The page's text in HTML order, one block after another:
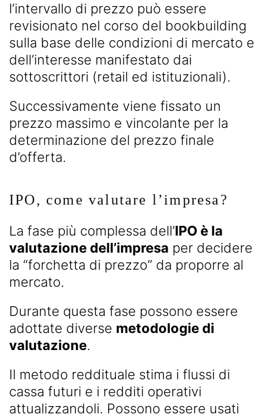
l’intervallo di prezzo può essere
revisionato nel corso del bookbuilding
sulla base delle condizioni di mercato e
dell’interesse manifestato dai
sottoscrittori (retail ed istituzionali).
Successivamente viene fissato un
prezzo massimo e vincolante per la
determinazione del prezzo finale
d’offerta.
IPO, come valutare l’impresa?
La fase più complessa dell’IPO è la
valutazione dell’impresa per decidere
la “forchetta di prezzo” da proporre al
mercato.
Durante questa fase possono essere
adottate diverse metodologie di
valutazione.
Il metodo reddituale stima i flussi di
cassa futuri e i redditi operativi
attualizzandoli. Possono essere usati